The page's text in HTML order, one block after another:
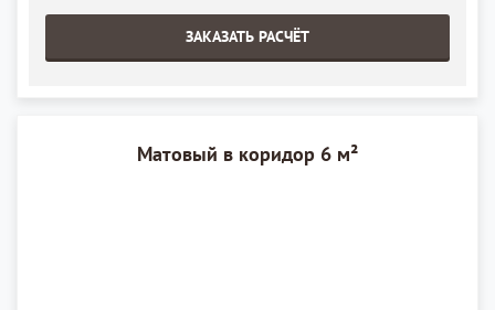
ЗАКАЗАТЬ РАСЧЁТ
Матовый в коридор 6 м²